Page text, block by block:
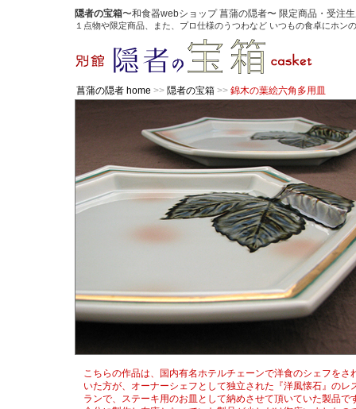
隠者の宝箱〜和食器webショップ 菖蒲の隠者〜 限定商品・受注
１点物や限定商品、また、プロ仕様のうつわなど いつもの食卓にホン
菖蒲の隠者 home >> 隠者の宝箱 >> 錦木の葉絵六角多用皿
こちらの作品は、国内有名ホテルチェーンで洋食のシェフをさ
いた方が、オーナーシェフとして独立された『洋風懐石』のレ
ランで、ステーキ用のお皿として納めさせて頂いていた製品で